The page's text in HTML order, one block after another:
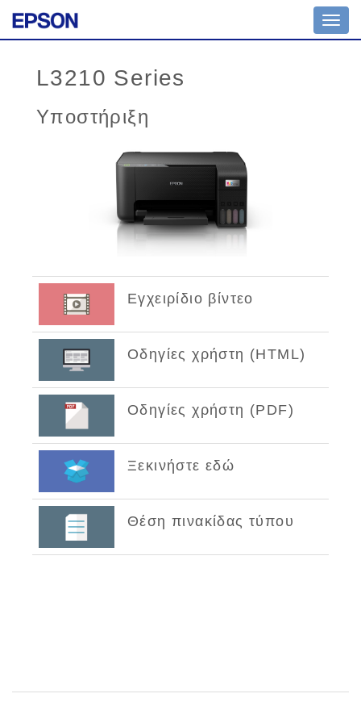
L3210 Series
Υποστήριξη